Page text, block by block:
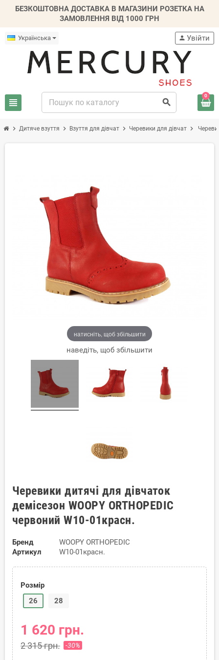
БЕЗКОШТОВНА ДОСТАВКА В МАГАЗИНИ РОЗЕТКА НА
ЗАМОВЛЕННЯ ВІД 1000 ГРН
Українська
view_headline search
person Увійти
0
chevron_right Дитяче взуття chevron_right Взуття для дівчат chevron_right Черевики для дівчат chevron_right
натисніть, щоб збільшити
наведіть, щоб збільшити
Черевики дитячі для дівчаток
демісезон WOOPY ORTHOPEDIC
червоний W10-01красн.
Бренд
WOOPY ORTHOPEDIC
Артикул
W10-01красн.
Розмір
26
28
1 620 грн.
2 315 грн. -30%